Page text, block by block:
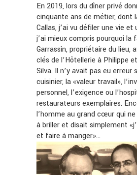
En 2019, lors du dîner privé
cinquante ans de métier, dont
Callas, j’ai vu défiler une vie
j’ai mieux compris pourquoi la
Garrassin, propriétaire du lieu,
clés de l’Hôtellerie à Philippe
Silva. Il n’y avait pas eu erreur
cuisinier, la «valeur travail»,
personnel, l’exigence ou
restaurateurs exemplaires.
l’homme au grand cœur qui
à briller et disait simplement
et faire à manger»…